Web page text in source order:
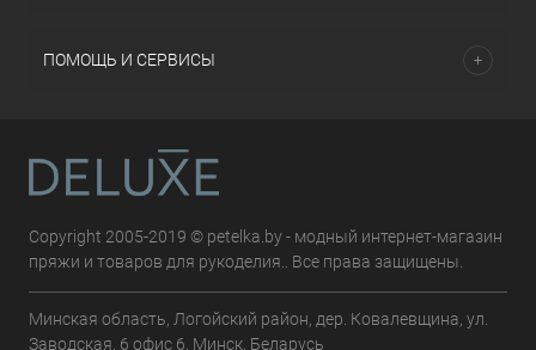
ПОМОЩЬ И СЕРВИСЫ
Copyright 2005-2019 © petelka.by - модный интернет-магазин
пряжи и товаров для рукоделия.. Все права защищены.
Минская область, Логойский район, дер. Ковалевщина, ул.
Заводская, 6 офис 6, Минск, Беларусь